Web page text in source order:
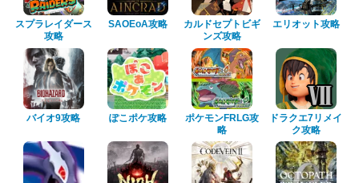
スプラレイダース
攻略
SAOEoA攻略
カルドセプトビギ
ンズ攻略
エリオット攻略
バイオ9攻略 ぽこポケ攻略
ポケモンFRLG攻
略
ドラクエ7リメイ
ク攻略